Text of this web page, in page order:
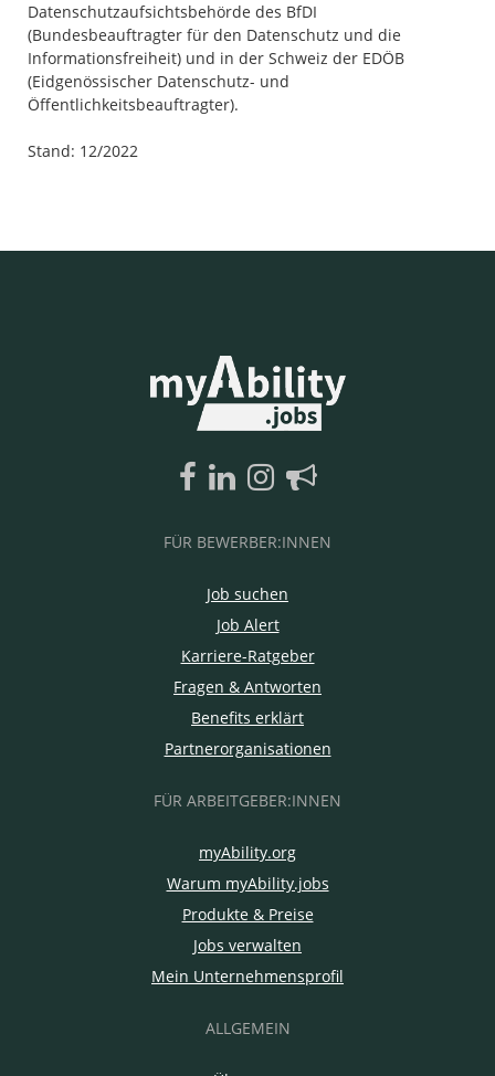
Datenschutzaufsichtsbehörde des BfDI
(Bundesbeauftragter für den Datenschutz und die
Informationsfreiheit) und in der Schweiz der EDÖB
(Eidgenössischer Datenschutz- und
Öffentlichkeitsbeauftragter).
Stand: 12/2022
FÜR BEWERBER:INNEN
Job suchen
Job Alert
Karriere-Ratgeber
Fragen & Antworten
Benefits erklärt
Partnerorganisationen
FÜR ARBEITGEBER:INNEN
myAbility.org
Warum myAbility.jobs
Produkte & Preise
Jobs verwalten
Mein Unternehmensprofil
ALLGEMEIN